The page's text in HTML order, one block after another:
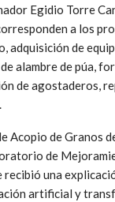
Egidio Torre
a los
adquisición de
alambre de púa,
de agostaderos,
Acopio de Granos
de
una
artificial y